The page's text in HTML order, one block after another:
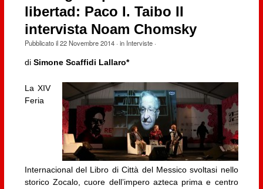
libertad: Paco I. Taibo II
intervista Noam Chomsky
Pubblicato il22 Novembre 2014· in Interviste·
di Simone Scaffidi Lallaro*
La XIV
Feria
Internacional del Libro di Città del Messico svoltasi nello
storico Zocalo, cuore dell’impero azteca prima e centro